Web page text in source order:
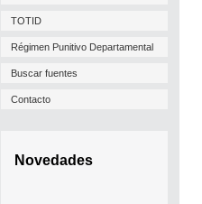
TOTID
Régimen Punitivo Departamental
Buscar fuentes
Contacto
Novedades